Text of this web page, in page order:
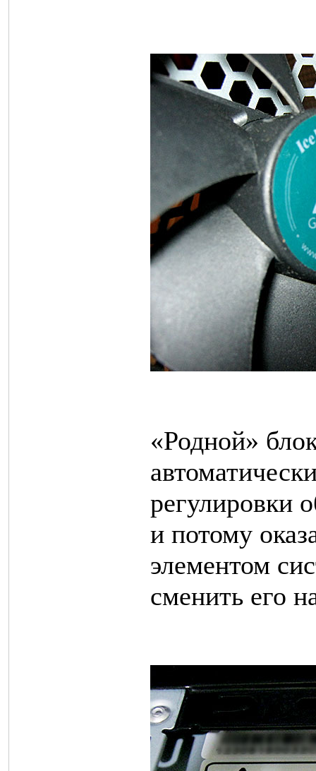
«Родной»
регулировки
и потому
элементом
сменить его